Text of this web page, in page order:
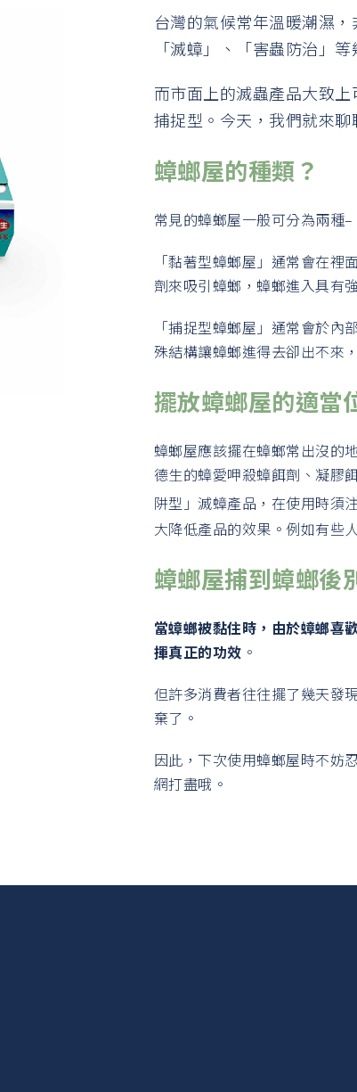
台灣的氣候常年溫暖潮濕
「滅蟑」、「害蟲防治」
而市面上的滅蟲產品大致
捕捉型。今天，我們就來
蟑螂屋的種類？
常見的蟑螂屋一般可分為兩種
「黏著型蟑螂屋」通常會在
劑來吸引蟑螂，蟑螂進入具有
「捕捉型蟑螂屋」通常會於
殊結構讓蟑螂進得去卻出不來
擺放蟑螂屋的適當
蟑螂屋應該擺在蟑螂常出沒的
德生的蟑愛呷殺蟑餌劑、凝膠
阱型」滅蟑產品，在使用時須
大降低產品的效果。例如有些
蟑螂屋捕到蟑螂後
當蟑螂被黏住時， 由於蟑螂喜
揮真正的功效 。
但許多消費者往往擺了幾天發
棄了。
因此，下次使用蟑螂屋時不妨
網打盡哦。